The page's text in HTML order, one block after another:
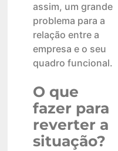
assim, um grande
problema para a
relação entre a
empresa e o seu
quadro funcional.
O que
fazer para
reverter a
situação?